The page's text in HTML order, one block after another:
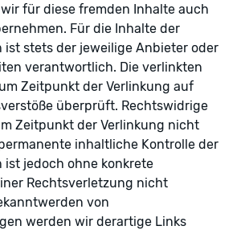
für diese fremden Inhalte auch
Für die Inhalte der
ist stets der jeweilige Anbieter oder
verantwortlich. Die verlinkten
Zeitpunkt der Verlinkung auf
überprüft. Rechtswidrige
Zeitpunkt der Verlinkung nicht
inhaltliche Kontrolle der
ist jedoch ohne konkrete
Rechtsverletzung nicht
von
werden wir derartige Links